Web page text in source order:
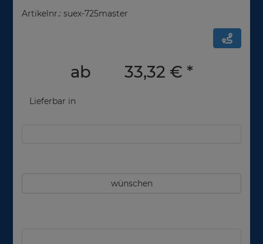
Artikelnr.: suex-725master
ab 33,32 € *
Lieferbar in
wünschen